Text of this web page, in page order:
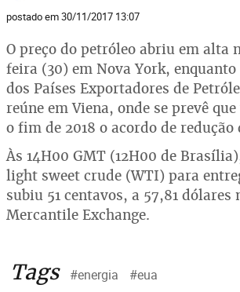
postado em 30/11/2017 13:07
O preço do petróleo abriu em alta
feira (30) em Nova York, enquanto
dos Países Exportadores de
reúne em Viena, onde se prevê
o fim de 2018 o acordo de redução
Às 14H00 GMT (12H00 de
light sweet crude (WTI) para
subiu 51 centavos, a 57,81 dólares
Mercantile Exchange.
Tags #energia #eua